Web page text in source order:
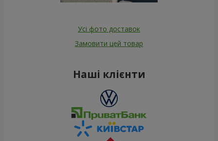
Усі фото доставок
Замовити цей товар
Наші клієнти